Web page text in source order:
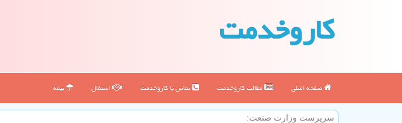
كاروخدمت
صفحه اصلی مطالب كاروخدمت تماس با كاروخدمت اشتغال بیمه
سرپرست وزارت صنعت: